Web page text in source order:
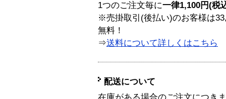
1つのご注文毎に一律1,100円(税
※売掛取引(後払い)のお客様は
無料！
⇒送料について詳しくはこちら
配送について